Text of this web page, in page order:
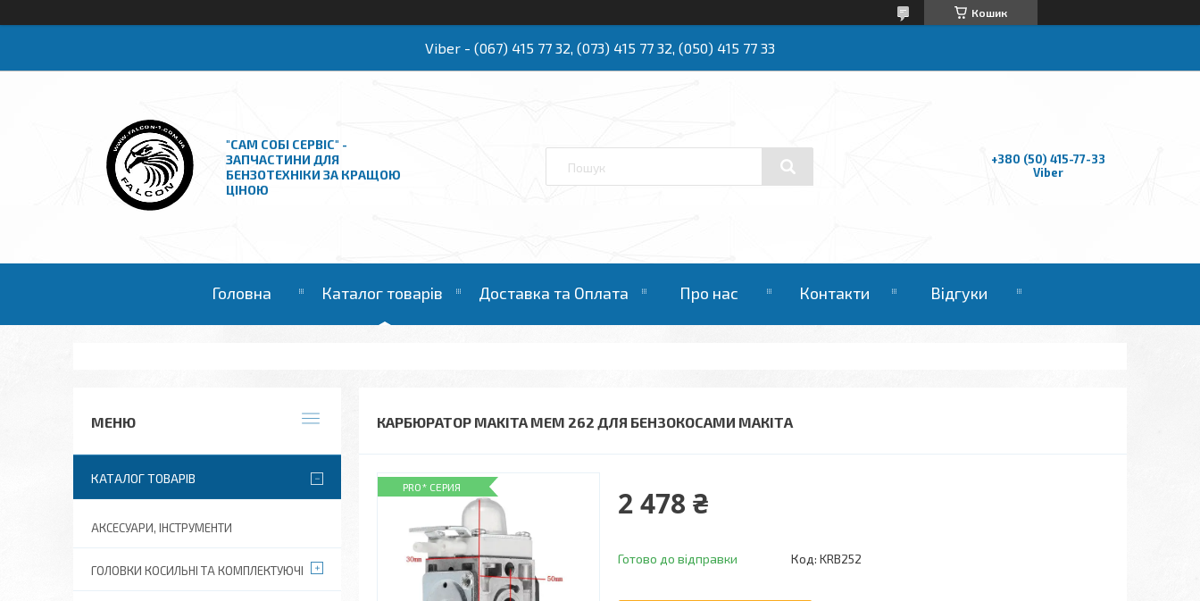
Кошик
Viber - (067) 415 77 32, (073) 415 77 32, (050) 415 77 33
"САМ СОБІ СЕРВІС" -
ЗАПЧАСТИНИ ДЛЯ
БЕНЗОТЕХНІКИ ЗА КРАЩОЮ
ЦІНОЮ
+380 (50) 415-77-33
Viber
Головна Каталог товарів Доставка та Оплата Про нас Контакти Відгуки
КАРБЮРАТОР MAKITA MEM 262 ДЛЯ БЕНЗОКОСАМИ МАКІТА
PRO* СЕРИЯ 2 478 ₴
Готово до відправки Код: KRB252
КАТАЛОГ ТОВАРІВ
АКСЕСУАРИ, ІНСТРУМЕНТИ
ГОЛОВКИ КОСИЛЬНІ ТА КОМПЛЕКТУЮЧІ